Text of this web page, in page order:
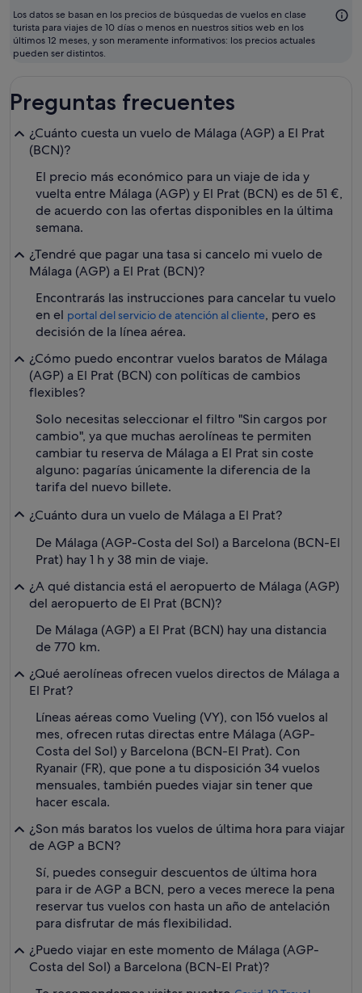
suele
ser
septiembre
Los datos se basan en los precios de búsquedas de vuelos en clase
turista para viajes de 10 días o menos en nuestros sitios web en los
últimos 12 meses, y son meramente informativos: los precios actuales
pueden ser distintos.
Preguntas frecuentes
¿Cuánto cuesta un vuelo de Málaga (AGP) a El Prat
(BCN)?
El precio más económico para un viaje de ida y
vuelta entre Málaga (AGP) y El Prat (BCN) es de 51 €,
de acuerdo con las ofertas disponibles en la última
semana.
¿Tendré que pagar una tasa si cancelo mi vuelo de
Málaga (AGP) a El Prat (BCN)?
Encontrarás las instrucciones para cancelar tu vuelo
en el portal del servicio de atención al cliente, pero es
decisión de la línea aérea.
¿Cómo puedo encontrar vuelos baratos de Málaga
(AGP) a El Prat (BCN) con políticas de cambios
flexibles?
Solo necesitas seleccionar el filtro "Sin cargos por
cambio", ya que muchas aerolíneas te permiten
cambiar tu reserva de Málaga a El Prat sin coste
alguno: pagarías únicamente la diferencia de la
tarifa del nuevo billete.
¿Cuánto dura un vuelo de Málaga a El Prat?
De Málaga (AGP-Costa del Sol) a Barcelona (BCN-El
Prat) hay 1 h y 38 min de viaje.
¿A qué distancia está el aeropuerto de Málaga (AGP)
del aeropuerto de El Prat (BCN)?
De Málaga (AGP) a El Prat (BCN) hay una distancia
de 770 km.
¿Qué aerolíneas ofrecen vuelos directos de Málaga a
El Prat?
Líneas aéreas como Vueling (VY), con 156 vuelos al
mes, ofrecen rutas directas entre Málaga (AGP-
Costa del Sol) y Barcelona (BCN-El Prat). Con
Ryanair (FR), que pone a tu disposición 34 vuelos
mensuales, también puedes viajar sin tener que
hacer escala.
¿Son más baratos los vuelos de última hora para viajar
de AGP a BCN?
Sí, puedes conseguir descuentos de última hora
para ir de AGP a BCN, pero a veces merece la pena
reservar tus vuelos con hasta un año de antelación
para disfrutar de más flexibilidad.
¿Puedo viajar en este momento de Málaga (AGP-
Costa del Sol) a Barcelona (BCN-El Prat)?